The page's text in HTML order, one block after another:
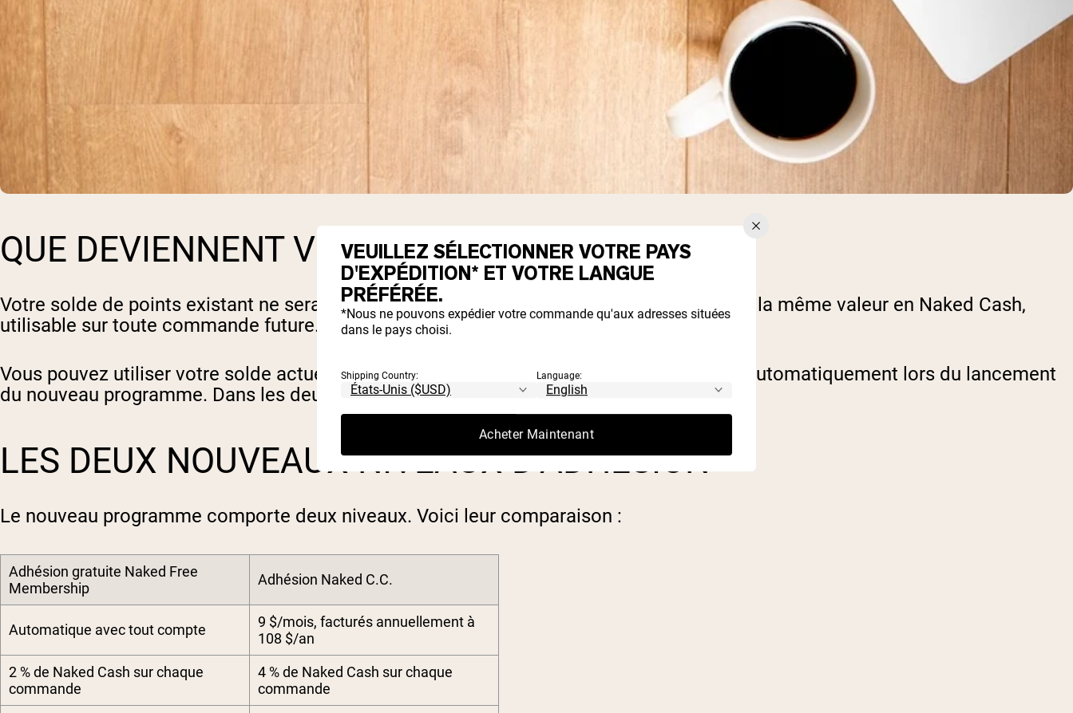
QUE DEVIENNENT VOS POINTS EXISTANTS
Votre solde de points existant ne sera pas perdu. Chaque point accumulé sera converti à la même valeur en Naked Cash,
utilisable sur toute commande future.
Vous pouvez utiliser votre solde actuel avant la transition ou attendre qu’il soit converti automatiquement lors du lancement
du nouveau programme. Dans les deux cas, rien n’est perdu.
LES DEUX NOUVEAUX NIVEAUX D’ADHÉSION
Le nouveau programme comporte deux niveaux. Voici leur comparaison :
Adhésion gratuite Naked Free
Membership
Adhésion Naked C.C.
Automatique avec tout compte
9 $/mois, facturés annuellement à
108 $/an
2 % de Naked Cash sur chaque
commande
4 % de Naked Cash sur chaque
commande
VEUILLEZ SÉLECTIONNER VOTRE PAYS
D'EXPÉDITION* ET VOTRE LANGUE
PRÉFÉRÉE.
*Nous ne pouvons expédier votre commande qu'aux adresses situées
dans le pays choisi.
Shipping Country: Language:
Acheter Maintenant